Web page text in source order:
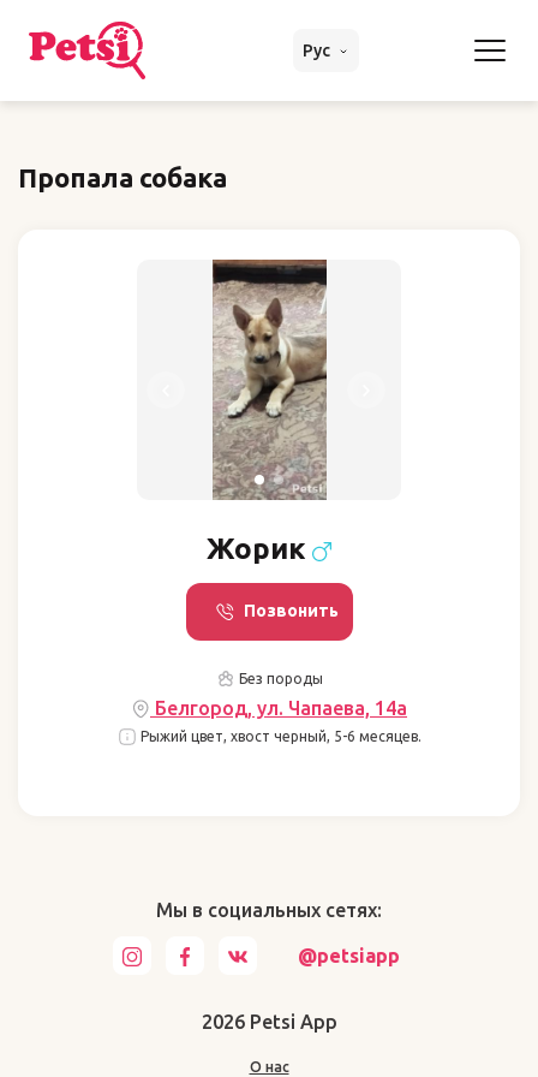
Рус
Пропала собака
Жорик
Позвонить
Без породы
Белгород, ул. Чапаева, 14а
Рыжий цвет, хвост черный, 5-6 месяцев.
Мы в социальных сетях:
@petsiapp
2026 Petsi App
О нас